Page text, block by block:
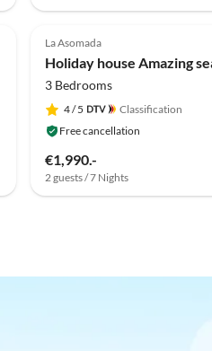
La Asomada
3 Bedrooms
4/ 5
Classification
Free cancellation
€1,990.-
2 guests / 7 Nights